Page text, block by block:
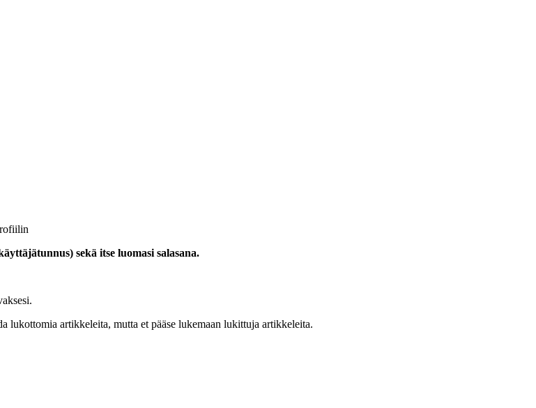
sekä itse luomasi salasana.
lukottomia artikkeleita, mutta et pääse lukemaan lukittuja artikkeleita.